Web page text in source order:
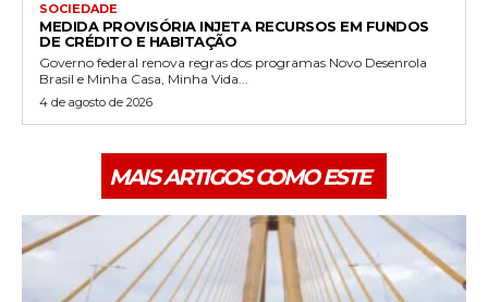
SOCIEDADE
MEDIDA PROVISÓRIA INJETA RECURSOS EM FUNDOS
DE CRÉDITO E HABITAÇÃO
Governo federal renova regras dos programas Novo Desenrola
Brasil e Minha Casa, Minha Vida...
4 de agosto de 2026
MAIS ARTIGOS COMO ESTE